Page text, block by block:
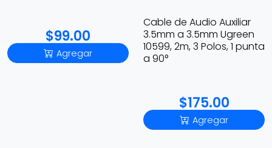
$99.00
Agregar
Cable de Audio Auxiliar
3.5mm a 3.5mm Ugreen
10599, 2m, 3 Polos, 1 punta
a 90°
$175.00
Agregar